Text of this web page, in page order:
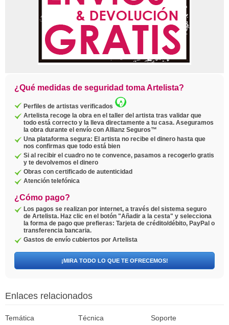
¿Qué medidas de seguridad toma Artelista?
Perfiles de artistas verificados
Artelista recoge la obra en el taller del artista tras validar que
todo está correcto y la lleva directamente a tu casa. Aseguramos
la obra durante el envío con Allianz Seguros™
Una plataforma segura: El artista no recibe el dinero hasta que
nos confirmas que todo está bien
Si al recibir el cuadro no te convence, pasamos a recogerlo gratis
y te devolvemos el dinero
Obras con certificado de autenticidad
Atención telefónica
¿Cómo pago?
Los pagos se realizan por internet, a través del sistema seguro
de Artelista. Haz clic en el botón "Añadir a la cesta" y selecciona
la forma de pago que prefieras: Tarjeta de crédito/débito, PayPal o
transferencia bancaria.
Gastos de envío cubiertos por Artelista
¡MIRA TODO LO QUE TE OFRECEMOS!
Enlaces relacionados
Temática Técnica Soporte